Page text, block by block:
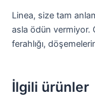
Linea, size tam
asla ödün vermiyor.
ferahlığı,
İlgili ürünler